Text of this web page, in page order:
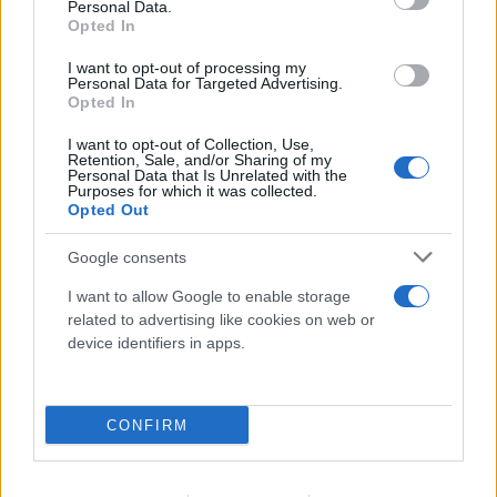
Personal Data.
Opted In
I want to opt-out of processing my
Personal Data for Targeted Advertising.
Opted In
I want to opt-out of Collection, Use,
Retention, Sale, and/or Sharing of my
Personal Data that Is Unrelated with the
Purposes for which it was collected.
Opted Out
Google consents
I want to allow Google to enable storage
related to advertising like cookies on web or
device identifiers in apps.
CONFIRM
Συμμορία «Έντικ»: Η νέα σύλληψη για τη
δολοφονία του «Ζαμπόν» αποδυναμώνει τη
ρωσόφωνη μαφία
07.08.2026